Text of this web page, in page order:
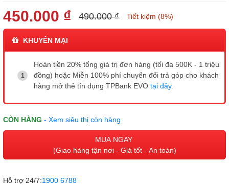
450.000 ₫ 490.000 ₫ Tiết kiệm (8%)
KHUYẾN MẠI
Hoàn tiền 20% tổng giá trị đơn hàng (tối đa 500K - 1 triệu
đồng) hoặc Miễn 100% phí chuyển đổi trả góp cho khách
hàng mở thẻ tín dụng TPBank EVO tại đây.
CÒN HÀNG - Xem siêu thị còn hàng
MUA NGAY
(Giao hàng tận nơi - Giá tốt - An toàn)
Hỗ trợ 24/7:1900 6788